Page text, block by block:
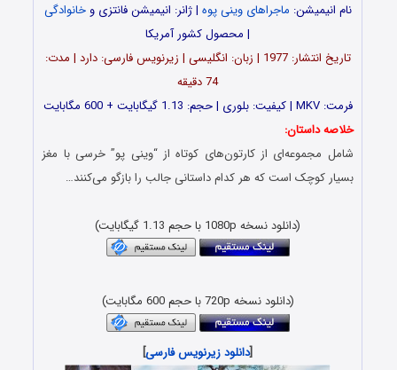
نام انیمیشن: ماجراهای وینی پوه | ژانر: انیمیشن فانتزی وخانوادگی
| محصول کشور آمریکا
تاریخ انتشار: 1977 | زبان: انگلیسی | زیرنویس فارسی: دارد | مدت:
74 دقیقه
فرمت: MKV | کیفیت: بلوری | حجم: 1.13 گیگابایت + 600 مگابایت
خلاصه داستان:
شامل مجموعه‌ای از کارتون‌های کوتاه از “وینی پو” خرسی با مغز
بسیار کوچک است که هر کدام داستانی جالب را بازگو می‌کنند…
(دانلود نسخه 1080p با حجم 1.13 گیگابایت)
(دانلود نسخه 720p با حجم 600 مگابایت)
[دانلود زیرنویس فارسی]